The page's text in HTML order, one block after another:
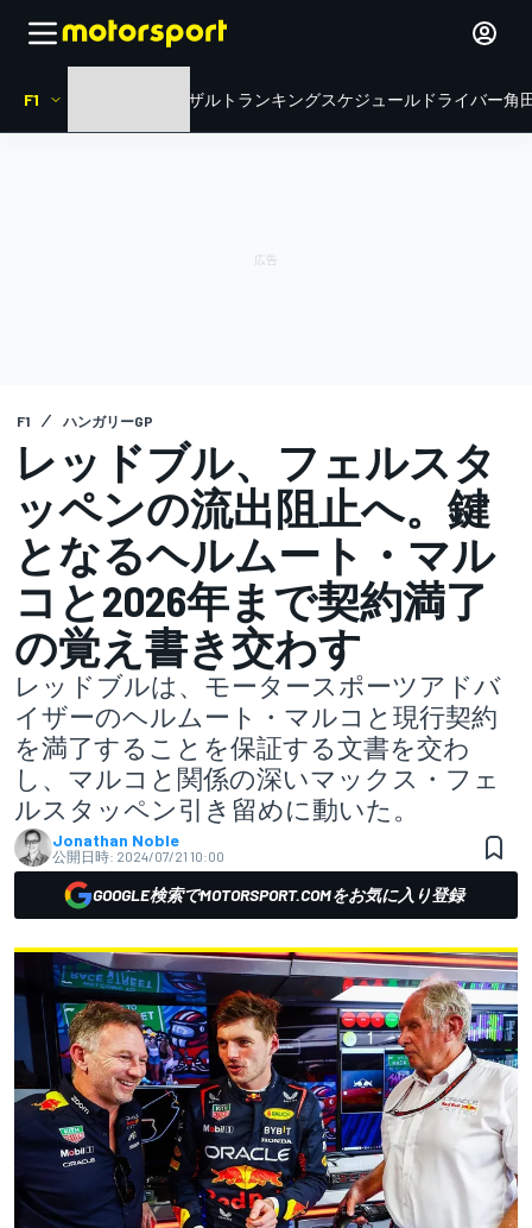
F1 リザルト ランキングスケジュール ドライバー角
F1 ハンガリーGP
レッドブル、フェルスタ
ッペンの流出阻止へ。鍵
となるヘルムート・マル
コと2026年まで契約満了
の覚え書き交わす
レッドブルは、モータースポーツアドバ
イザーのヘルムート・マルコと現行契約
を満了することを保証する文書を交わ
し、マルコと関係の深いマックス・フェ
ルスタッペン引き留めに動いた。
Jonathan Noble
公開日時: 2024/07/21 10:00
GOOGLE検索でMOTORSPORT.COMをお気に入り登録